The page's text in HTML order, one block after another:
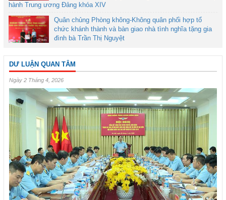
hành Trung ương Đảng khóa XIV
Quân chủng Phòng không-Không quân phối hợp tổ
chức khánh thành và bàn giao nhà tình nghĩa tặng gia
đình bà Trần Thị Nguyệt
DƯ LUẬN QUAN TÂM
Ngày 2 Tháng 4, 2026